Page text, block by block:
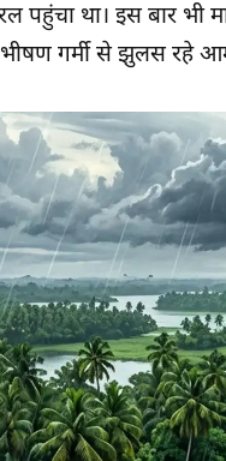
पहुंचा था। इस बार भी
गर्मी से झुलस रहे आम